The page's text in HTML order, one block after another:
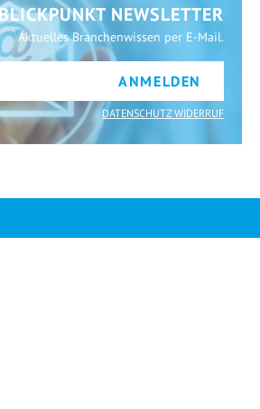
NEWSLETTER
Aktuelles Branchenwissen per E-Mail.
ANMELDEN
DATENSCHUTZ WIDERRUF